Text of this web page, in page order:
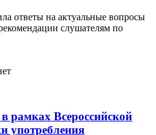
ответы на актуальные вопросы
слушателям по
рамках Всероссийской
употребления